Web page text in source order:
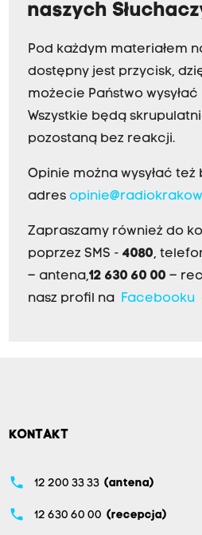
naszych
Pod każdym materiałem
dostępny jest przycisk,
możecie Państwo
Wszystkie będą
pozostaną bez reakcji.
Opinie można wysyłać
adres
Zapraszamy również do
poprzez SMS - 4080,
– antena,12 630 60 00 –
nasz profil na
Facebooku
KONTAKT
phone 12 200 33 33 (antena)
phone 12 630 60 00 (recepcja)